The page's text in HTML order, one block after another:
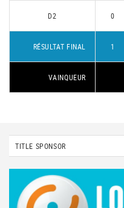
D2 0
RÉSULTAT FINAL 1
VAINQUEUR
TITLE SPONSOR